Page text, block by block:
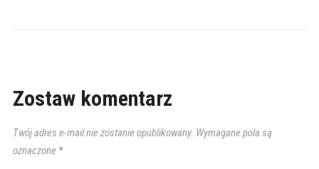
Zostaw komentarz
Twój adres e-mail nie zostanie opublikowany. Wymagane pola są
oznaczone *